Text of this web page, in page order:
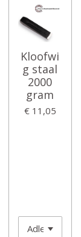
Kloofwi
g staal
2000
gram
€ 11,05